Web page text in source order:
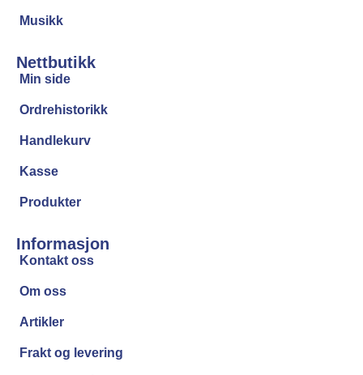
Musikk
Nettbutikk
Min side
Ordrehistorikk
Handlekurv
Kasse
Produkter
Informasjon
Kontakt oss
Om oss
Artikler
Frakt og levering